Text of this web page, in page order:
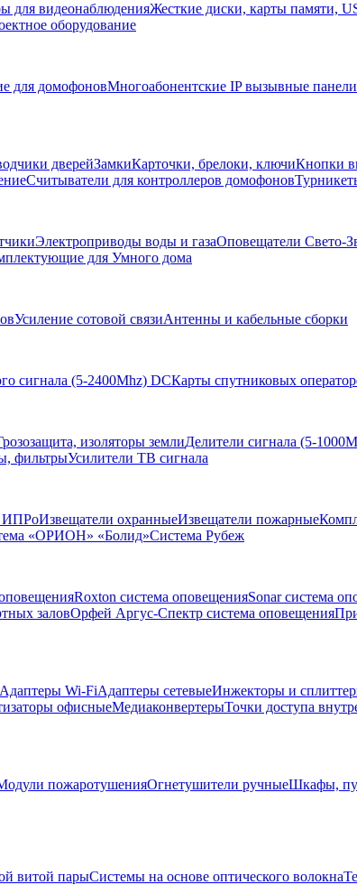
для видеонаблюденияЖесткие диски, карты памяти,
оборудование
для домофоновМногоабонентские IP вызывные панели
дверейЗамкиКарточки, брелоки, ключиКнопки
Считыватели для контроллеров домофонов
Электроприводы воды и газаОповещатели Свето-
для Умного дома
Усиление сотовой связиАнтенны и кабельные сборки
сигнала (5-2400Mhz) DCКарты спутниковых
изоляторы землиДелители сигнала (5-
фильтрыУсилители ТВ сигнала
ИПРоИзвещатели охранныеИзвещатели пожарные
«ОРИОН» «Болид»Система Рубеж
Roxton система оповещенияSonar система
заловОрфей Аргус-Спектр система оповещения
Адаптеры Wi-FiАдаптеры сетевыеИнжекторы и
офисныеМедиаконвертерыТочки доступа
пожаротушенияОгнетушители ручныеШкафы,
витой парыСистемы на основе оптического волокна